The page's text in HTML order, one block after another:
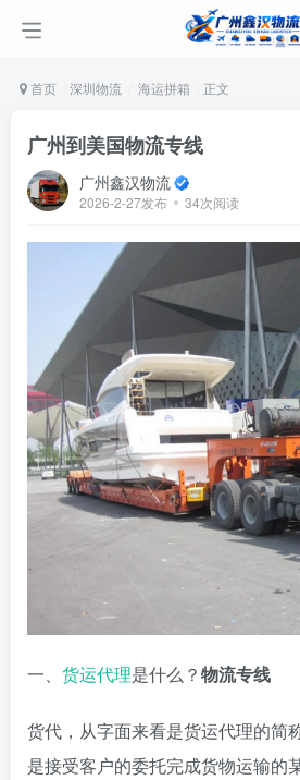
首页 深圳物流 海运拼箱 正文
广州到美国物流专线
广州鑫汉物流
2026-2-27发布 34次阅读
一、 货运代理是什么？物流专线
货代，从字面来看是货运代理的简
是接受客户的委托完成货物运输的